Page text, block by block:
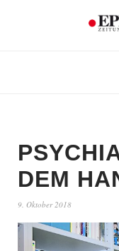
DEM
9. Oktober 2018